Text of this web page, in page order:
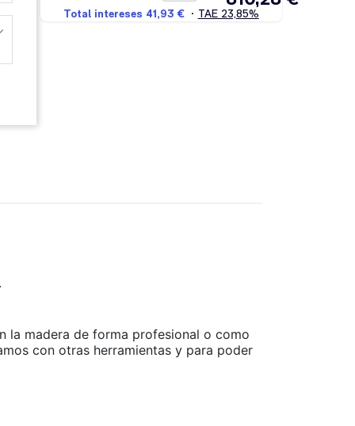
la madera de forma profesional o como
con otras herramientas y para poder